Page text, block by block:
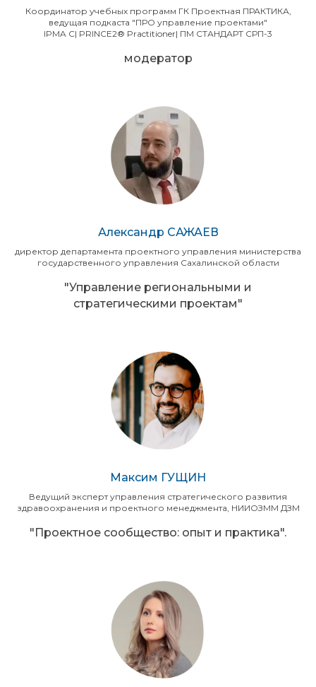
Координатор учебных программ ГК Проектная ПРАКТИКА,
ведущая подкаста "ПРО управление проектами"
IPMA С| PRINCE2® Practitioner| ПМ СТАНДАРТ СРП-3
модератор
Александр САЖАЕВ
директор департамента проектного управления министерства
государственного управления Сахалинской области
"Управление региональными и
стратегическими проектам"
Максим ГУЩИН
Ведущий эксперт управления стратегического развития
здравоохранения и проектного менеджмента, НИИОЗММ ДЗМ
"Проектное сообщество: опыт и практика".